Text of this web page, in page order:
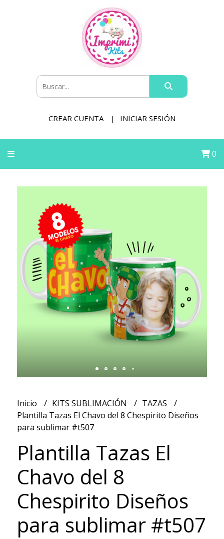
CREAR CUENTA INICIAR SESIÓN
0
Inicio KITS SUBLIMACIÓN
TAZAS
Plantilla Tazas El Chavo del 8 Chespirito Diseños
para sublimar #t507
Plantilla Tazas El
Chavo del 8
Chespirito Diseños
para sublimar #t507